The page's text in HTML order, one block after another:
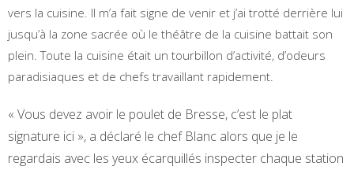
vers la cuisine. Il m’a fait signe de venir et j’ai trotté derrière lui
jusqu’à la zone sacrée où le théâtre de la cuisine battait son
plein. Toute la cuisine était un tourbillon d’activité, d’odeurs
paradisiaques et de chefs travaillant rapidement.
« Vous devez avoir le poulet de Bresse, c’est le plat
signature ici », a déclaré le chef Blanc alors que je le
regardais avec les yeux écarquillés inspecter chaque station